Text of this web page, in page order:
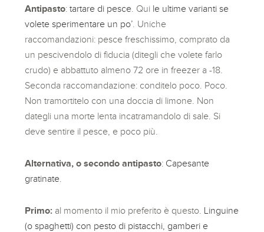
Antipasto:tartare di pesce. Qui le ultime varianti se
volete sperimentare un po’. Uniche
raccomandazioni: pesce freschissimo, comprato da
un pescivendolo di fiducia (ditegli che volete farlo
crudo) e abbattuto almeno 72 ore in freezer a -18.
Seconda raccomandazione: conditelo poco. Poco.
Non tramortitelo con una doccia di limone. Non
dategli una morte lenta incatramandolo di sale. Si
deve sentire il pesce, e poco più.
Alternativa, o secondo antipasto: Capesante
gratinate.
Primo: al momento il mio preferito è questo. Linguine
(o spaghetti) con pesto di pistacchi, gamberi e